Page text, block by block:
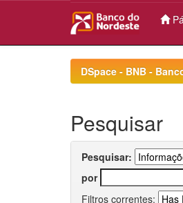
DSpace - BNB -
Pesquisar
Pesquisar:
por
Filtros correntes: